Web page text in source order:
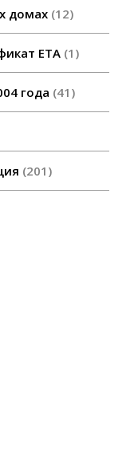
домах 12
ETA 1
года 41
201